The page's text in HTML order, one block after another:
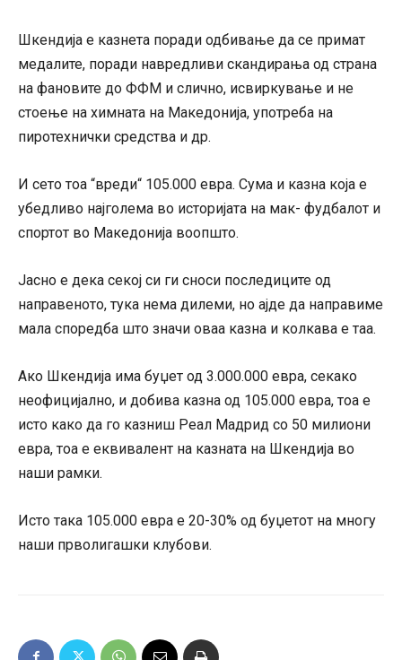
Шкендија е казнета поради одбивање да се примат
медалите, поради навредливи скандирања од страна
на фановите до ФФМ и слично, исвиркување и не
стоење на химната на Македонија, употреба на
пиротехнички средства и др.
И сето тоа “вреди“ 105.000 евра. Сума и казна која е
убедливо најголема во историјата на мак- фудбалот и
спортот во Македонија воопшто.
Јасно е дека секој си ги сноси последиците од
направеното, тука нема дилеми, но ајде да направиме
мала споредба што значи оваа казна и колкава е таа.
Ако Шкендија има буџет од 3.000.000 евра, секако
неофицијално, и добива казна од 105.000 евра, тоа е
исто како да го казниш Реал Мадрид со 50 милиони
евра, тоа е еквивалент на казната на Шкендија во
наши рамки.
Исто така 105.000 евра е 20-30% од буџетот на многу
наши прволигашки клубови.